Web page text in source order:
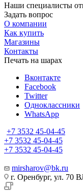
Наши специалисты
Задать вопрос
О компании
Как купить
Магазины
Контакты
Печать на шарах
Вконтакте
Facebook
Twitter
Одноклассники
WhatsApp
+7 3532 45-04-45
+7 3532 45-04-45
+7 3532 45-04-45
mirsharov@bk.ru
г. Оренбург, ул. 70